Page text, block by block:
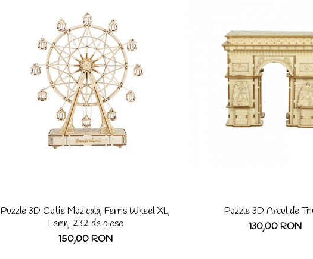
Puzzle 3D Cutie Muzicala, Ferris Wheel XL,
Lemn, 232 de piese
150,00 RON
Puzzle 3D Arcul de
130,00 RON